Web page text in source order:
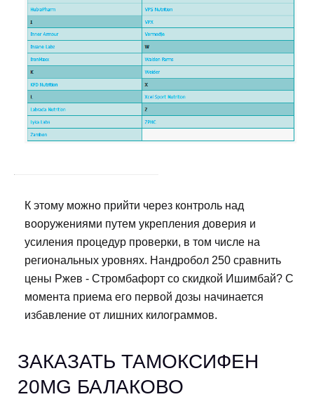
К этому можно прийти через контроль над
вооружениями путем укрепления доверия и
усиления процедур проверки, в том числе на
региональных уровнях. Нандробол 250 сравнить
цены Ржев - Стромбафорт со скидкой Ишимбай? С
момента приема его первой дозы начинается
избавление от лишних килограммов.
ЗАКАЗАТЬ ТАМОКСИФЕН
20MG БАЛАКОВО